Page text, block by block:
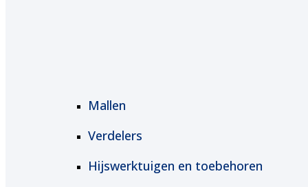
Mallen
Verdelers
Hijswerktuigen en toebehoren